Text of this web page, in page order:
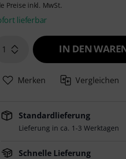
Preise inkl. MwSt.
lieferbar
1 IN DEN
Merken Vergleichen
Standardlieferung
Lieferung in ca. 1-3 Werktagen
Schnelle Lieferung